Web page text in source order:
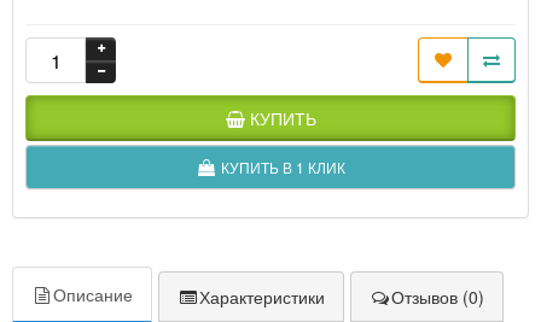
КУПИТЬ
КУПИТЬ В 1 КЛИК
Описание Характеристики Отзывов (0)